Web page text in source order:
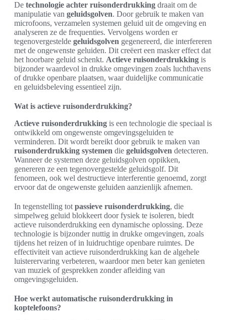
De technologie achter ruisonderdrukking draait om de
manipulatie van geluidsgolven. Door gebruik te maken van
microfoons, verzamelen systemen geluid uit de omgeving en
analyseren ze de frequenties. Vervolgens worden er
tegenovergestelde geluidsgolven gegenereerd, die interfereren
met de ongewenste geluiden. Dit creëert een masker effect dat
het hoorbare geluid schenkt. Actieve ruisonderdrukking is
bijzonder waardevol in drukke omgevingen zoals luchthavens
of drukke openbare plaatsen, waar duidelijke communicatie
en geluidsbeleving essentieel zijn.
Wat is actieve ruisonderdrukking?
Actieve ruisonderdrukking is een technologie die speciaal is
ontwikkeld om ongewenste omgevingsgeluiden te
verminderen. Dit wordt bereikt door gebruik te maken van
ruisonderdrukking systemen die geluidsgolven detecteren.
Wanneer de systemen deze geluidsgolven oppikken,
genereren ze een tegenovergestelde geluidsgolf. Dit
fenomeen, ook wel destructieve interferentie genoemd, zorgt
ervoor dat de ongewenste geluiden aanzienlijk afnemen.
In tegenstelling tot passieve ruisonderdrukking, die
simpelweg geluid blokkeert door fysiek te isoleren, biedt
actieve ruisonderdrukking een dynamische oplossing. Deze
technologie is bijzonder nuttig in drukke omgevingen, zoals
tijdens het reizen of in luidruchtige openbare ruimtes. De
effectiviteit van actieve ruisonderdrukking kan de algehele
luisterervaring verbeteren, waardoor men beter kan genieten
van muziek of gesprekken zonder afleiding van
omgevingsgeluiden.
Hoe werkt automatische ruisonderdrukking in
koptelefoons?